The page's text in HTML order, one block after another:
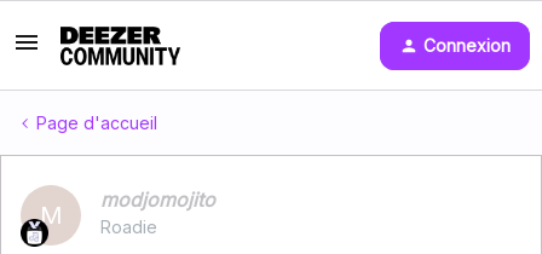
Connexion
Page d'accueil
M
modjomojito
Roadie